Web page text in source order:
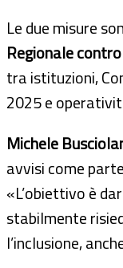
Le due misure
Regionale
tra istituzioni,
2025 e
Michele
avvisi come
«L’obiettivo è
stabilmente
l’inclusione,